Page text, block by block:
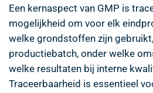
Een kernaspect van GMP is
mogelijkheid om voor elk
welke grondstoffen zijn
productiebatch, onder welke
welke resultaten bij interne
Traceerbaarheid is essentieel